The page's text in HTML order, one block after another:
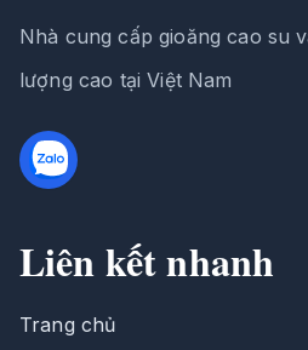
Nhà cung cấp gioăng cao su
lượng cao tại Việt Nam
Liên kết nhanh
Trang chủ